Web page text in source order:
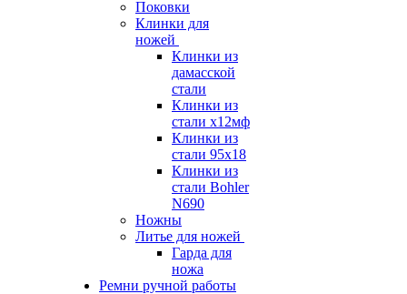
Поковки
Клинки для
ножей
Клинки из
дамасской
стали
Клинки из
стали х12мф
Клинки из
стали 95х18
Клинки из
стали Bohler
N690
Ножны
Литье для ножей
Гарда для
ножа
Ремни ручной работы